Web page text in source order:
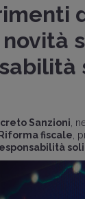
novità
Sanzioni ,
Riforma fiscale ,